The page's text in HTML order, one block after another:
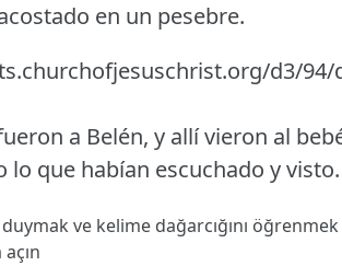
en un pesebre.
d3/94/
a Belén, y allí vieron al
lo que habían escuchado y visto.
ve kelime dağarcığını